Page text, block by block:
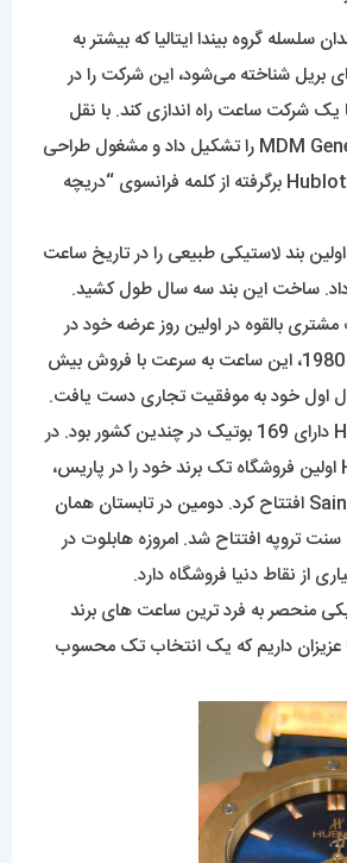
سلسله گروه بیندا ایتالیا که بیشتر به
شناخته می‌شود، این شرکت را در
کرد تا یک شرکت ساعت راه اندازی کند. با نقل
مکان به سوئیس، MDM Geneve را تشکیل داد و مشغول طراحی
ساعتی شد که نام آن Hublot برگرفته از کلمه فرانسوی “دریچه
بند لاستیکی طبیعی را در تاریخ ساعت
ساخت این بند سه سال طول کشید.
بالقوه در اولین روز عرضه خود در
نمایشگاه ساعت بازل 1980، این ساعت به سرعت با فروش بیش
از سال 2019، Hublot دارای 169 بوتیک در چندین کشور بود. در
فوریه 2007، Hublot اولین فروشگاه تک برند خود را در پاریس،
در خیابان Saint-Honoré افتتاح کرد. دومین در تابستان همان
تروپه افتتاح شد. امروزه هابلوت در
از نقاط دنیا فروشگاه دارد.
منحصر به فرد ترین ساعت های برند
داریم که یک انتخاب تک محسوب